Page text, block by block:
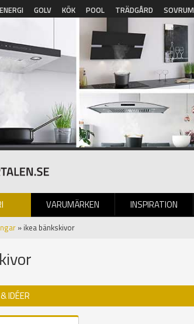
ENERGI GOLV KÖK POOL TRÄDGÅRD SOVRUM
VARUMÄRKEN INSPIRATION
BILDGALLERI
» ikea bänkskivor
IDÉER